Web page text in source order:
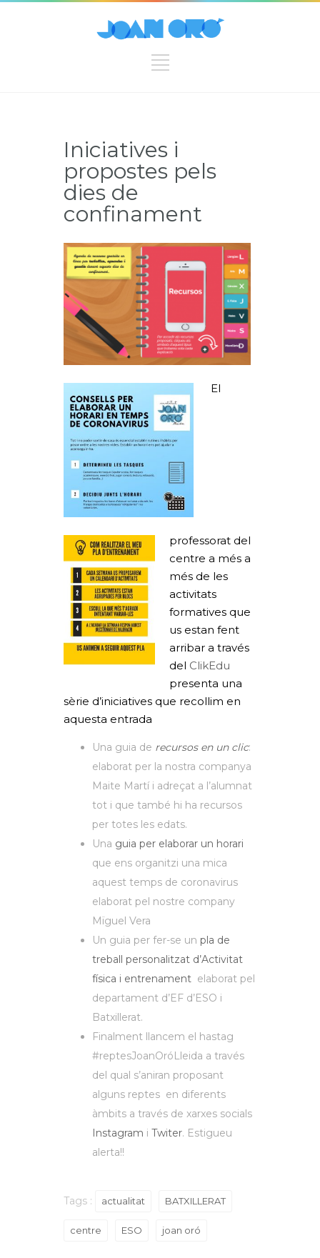
Iniciatives i
propostes pels
dies de
confinament
El
professorat del
centre a més a
més de les
activitats
formatives que
us estan fent
arribar a través
del ClikEdu
presenta una
sèrie d’iniciatives que recollim en
aquesta entrada
Una guia de recursos en un clic:
elaborat per la nostra companya
Maite Martí i adreçat a l’alumnat
tot i que també hi ha recursos
per totes les edats.
Una guia per elaborar un horari
que ens organitzi una mica
aquest temps de coronavirus
elaborat pel nostre company
Mïguel Vera
Un guia per fer-se un pla de
treball personalitzat d’Activitat
física i entrenament elaborat pel
departament d’EF d’ESO i
Batxillerat.
Finalment llancem el hastag
#reptesJoanOróLleida a través
del qual s’aniran proposant
alguns reptes en diferents
àmbits a través de xarxes socials
Instagram i Twiter. Estigueu
alerta!!
Tags : actualitat BATXILLERAT
centre ESO joan oró